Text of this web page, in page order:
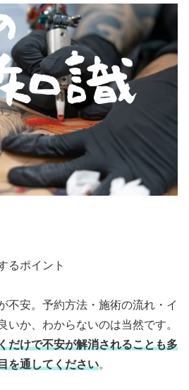
るポイント
不安。予約方法・施術の流れ・イ
いか、わからないのは当然です。
だけで不安が解消されることも多
を通してください。